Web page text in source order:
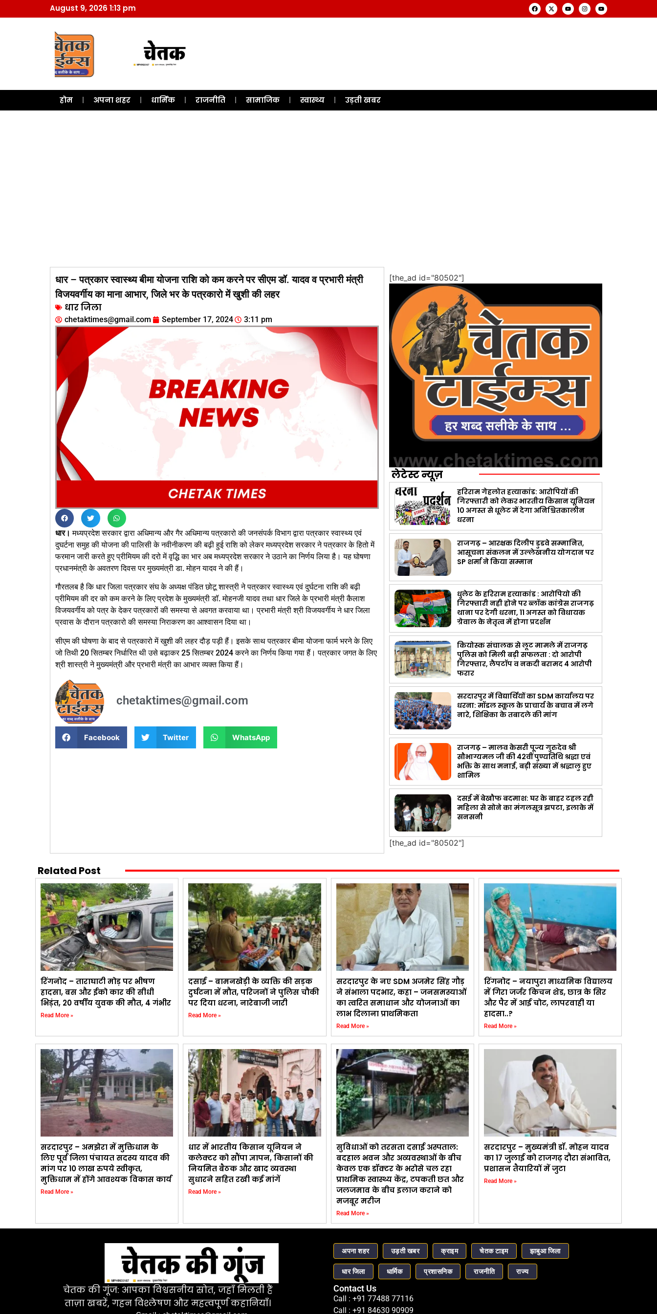
August 9, 2026 1:13 pm
होम अपना शहर धार्मिक राजनीति सामाजिक स्वास्थ्य उड़ती खबर
धार – पत्रकार स्वास्थ्य बीमा योजना राशि को कम करने पर सीएम डॉ. यादव व प्रभारी मंत्री
विजयवर्गीय का माना आभार, जिले भर के पत्रकारो में खुशी की लहर
धार जिला
chetaktimes@gmail.com September 17, 2024 3:11 pm
धार। मध्यप्रदेश सरकार द्वारा अधिमान्य और गैर अधिमान्य पत्रकारो की जनसंपर्क विभाग द्वारा पत्रकार स्वास्थ्य एवं
दुघर्टना समुह की योजना की पालिसी के नवीनीकरण की बढ़ी हुई राशि को लेकर मध्यप्रदेश सरकार ने पत्रकार के हितो में
फरमान जारी करते हुए प्रीमियम की दरो में वृद्धि का भार अब मध्यप्रदेश सरकार ने उठाने का निर्णय लिया है। यह घोषणा
प्रधानमंत्री के अवतरण दिवस पर मुख्यमंत्री डा. मोहन यादव ने की हैं।
गौरतलब है कि धार जिला पत्रकार संघ के अध्यक्ष पंडित छोटू शास्त्री ने पत्रकार स्वास्थ्य एवं दुर्घटना राशि की बढ़ी
प्रीमियम की दर को कम करने के लिए प्रदेश के मुख्यमंत्री डॉ. मोहनजी यादव तथा धार जिले के प्रभारी मंत्री कैलाश
विजयवर्गीय को पत्र के देकर पत्रकारों की समस्या से अवगत करवाया था। प्रभारी मंत्री श्री विजयवर्गीय ने धार जिला
प्रवास के दौरान पत्रकारो की समस्या निराकरण का आश्वासन दिया था।
सीएम की घोषणा के बाद से पत्रकारो में खुशी की लहर दौड़ पड़ी हैं। इसके साथ पत्रकार बीमा योजना फार्म भरने के लिए
जो तिथी 20 सितम्बर निर्धारित थी उसे बढ़ाकर 25 सितम्बर 2024 करने का निर्णय किया गया हैं। पत्रकार जगत के लिए
श्री शास्त्री ने मुख्यमंत्री और प्रभारी मंत्री का आभार व्यक्त किया हैं।
chetaktimes@gmail.com
Facebook Twitter WhatsApp
[the_ad id="80502"]
लेटेस्ट न्यूज़
हरिराम गेहलोत हत्याकांड: आरोपियों की
गिरफ्तारी को लेकर भारतीय किसान यूनियन
10 अगस्त से धूलेट में देगा अनिश्चितकालीन
धरना
राजगढ़ – आरक्षक दिलीप डुडवे सम्मानित,
आसूचना संकलन में उल्लेखनीय योगदान पर
SP शर्मा ने किया सम्मान
धुलेट के हरिराम हत्याकांड : आरोपियो की
गिरफ्तारी नही होने पर ब्लॉक कांग्रेस राजगढ़
थाना पर देगी धरना, 11 अगस्त को विधायक
ग्रेवाल के नेतृत्व में होगा प्रदर्शन
कियोस्क संचालक से लूट मामले में राजगढ़
पुलिस को मिली बड़ी सफलता : दो आरोपी
गिरफ्तार, लैपटॉप व नकदी बरामद 4 आरोपी
फरार
सरदारपुर में विद्यार्थियों का SDM कार्यालय पर
धरना: मॉडल स्कूल के प्राचार्य के बचाव में लगे
नारे, शिक्षिका के तबादले की मांग
राजगढ़ – मालव केसरी पूज्य गुरुदेव श्री
सौभाग्यमल जी की 42वीं पुण्यतिथि श्रद्धा एवं
भक्ति के साथ मनाई, बड़ी संख्या में श्रद्धालु हुए
शामिल
दसई में बेखौफ बदमाश: घर के बाहर टहल रही
महिला से सोने का मंगलसूत्र झपटा, इलाके में
सनसनी
[the_ad id="80502"]
Related Post
रिंगनोद – ताराघाटी मोड़ पर भीषण
हादसा, बस और ईको कार की सीधी
भिड़ंत, 20 वर्षीय युवक की मौत, 4 गंभीर
Read More »
दसाई – बामनखेड़ी के व्यक्ति की सड़क
दुर्घटना में मौत, परिजनों ने पुलिस चौकी
पर दिया धरना, नारेबाजी जारी
Read More »
सरदारपुर के नए SDM अजमेर सिंह गौड़
ने संभाला पदभार, कहा – जनसमस्याओं
का त्वरित समाधान और योजनाओं का
लाभ दिलाना प्राथमिकता
Read More »
रिंगनोद – नयापुरा माध्यमिक विद्यालय
में गिरा जर्जर किचन शेड, छात्र के सिर
और पैर में आई चोट, लापरवाही या
हादसा..?
Read More »
सरदारपुर – अमझेरा में मुक्तिधाम के
लिए पूर्व जिला पंचायत सदस्य यादव की
मांग पर 10 लाख रुपये स्वीकृत,
मुक्तिधाम में होंगे आवश्यक विकास कार्य
Read More »
धार में भारतीय किसान यूनियन ने
कलेक्टर को सौंपा ज्ञापन, किसानों की
नियमित बैठक और खाद व्यवस्था
सुधारने सहित रखी कई मांगें
Read More »
सुविधाओं को तरसता दसाई अस्पताल:
बदहाल भवन और अव्यवस्थाओं के बीच
केवल एक डॉक्टर के भरोसे चल रहा
प्राथमिक स्वास्थ्य केंद्र, टपकती छत और
जलजमाव के बीच इलाज कराने को
मजबूर मरीज
Read More »
सरदारपुर – मुख्यमंत्री डॉ. मोहन यादव
का 17 जुलाई को राजगढ़ दौरा संभावित,
प्रशासन तैयारियों में जुटा
Read More »
चेतक की गूंज: आपका विश्वसनीय स्रोत, जहाँ मिलती हैं
ताज़ा खबरें, गहन विश्लेषण और महत्वपूर्ण कहानियाँ।
अपना शहर उड़ती खबर क्राइम चेतक टाइम झाबुआ जिला
धार जिला धार्मिक प्रशासनिक राजनीति राज्य
Contact Us
Call : +91 77488 77116
Call : +91 84630 90909